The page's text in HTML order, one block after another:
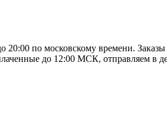
20:00 по московскому времени.
до 12:00 МСК, отправляем в